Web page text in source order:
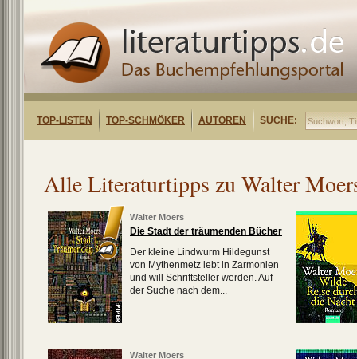
TOP-LISTEN TOP-SCHMÖKER AUTOREN SUCHE:
Alle Literaturtipps zu Walter
Walter Moers
Die Stadt der träumenden Bücher
Der kleine Lindwurm Hildegunst
von Mythenmetz lebt in Zarmonien
und will Schriftsteller werden. Auf
der Suche nach dem...
Walter Moers